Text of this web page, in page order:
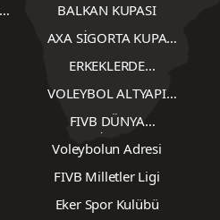
BALKAN KUPASI
AXA SİGORTA KUPA
ERKEKLERDE
VOLEYBOL ALTYAPI
KARŞILAŞMALARI
FIVB DÜNYA
ŞAMPİYONASI
Voleybolun Adresi
FIVB Milletler Ligi
Eker Spor Kulübü